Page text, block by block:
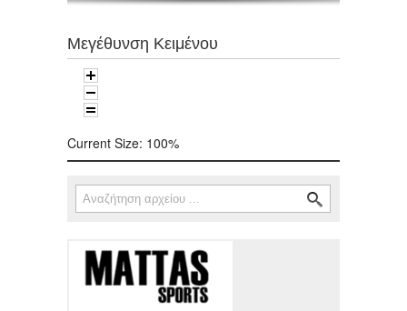
Μεγέθυνση Κειμένου
Current Size: 100%
Φόρμα αναζήτησης
Αναζήτηση